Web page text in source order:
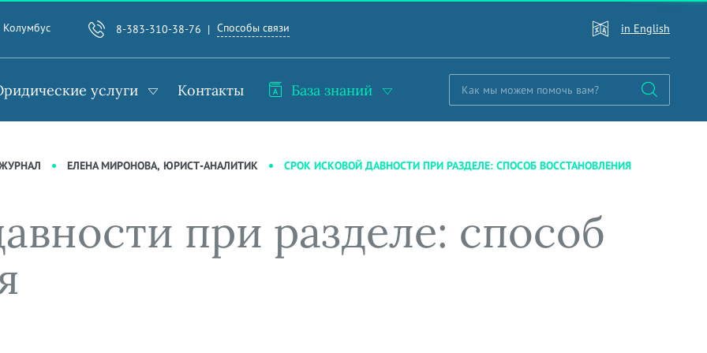
Колумбус 8-383-310-38-76 Способы связи in English
услуги Контакты База знаний
ЕЛЕНА МИРОНОВА, ЮРИСТ-АНАЛИТИК СРОК ИСКОВОЙ ДАВНОСТИ ПРИ РАЗДЕЛЕ: СПОСОБ ВОССТАНОВЛЕНИЯ
при разделе: способ